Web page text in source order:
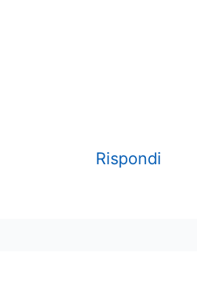
Rispondi